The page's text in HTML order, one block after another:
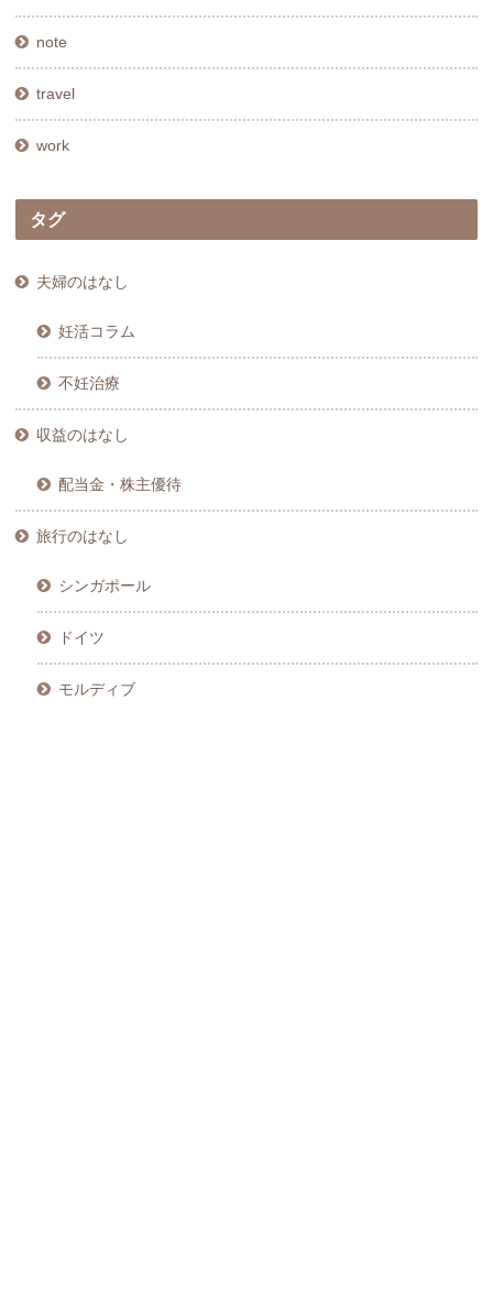
note
travel
work
タグ
夫婦のはなし
妊活コラム
不妊治療
収益のはなし
配当金・株主優待
旅行のはなし
シンガポール
ドイツ
モルディブ